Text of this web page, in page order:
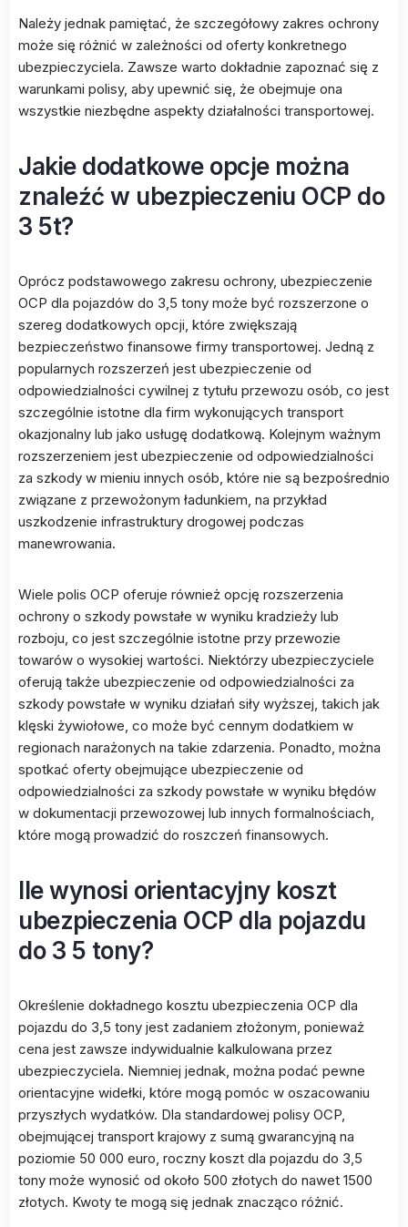
Należy jednak pamiętać, że szczegółowy zakres ochrony
może się różnić w zależności od oferty konkretnego
ubezpieczyciela. Zawsze warto dokładnie zapoznać się z
warunkami polisy, aby upewnić się, że obejmuje ona
wszystkie niezbędne aspekty działalności transportowej.
Jakie dodatkowe opcje można
znaleźć w ubezpieczeniu OCP do
3 5t?
Oprócz podstawowego zakresu ochrony, ubezpieczenie
OCP dla pojazdów do 3,5 tony może być rozszerzone o
szereg dodatkowych opcji, które zwiększają
bezpieczeństwo finansowe firmy transportowej. Jedną z
popularnych rozszerzeń jest ubezpieczenie od
odpowiedzialności cywilnej z tytułu przewozu osób, co jest
szczególnie istotne dla firm wykonujących transport
okazjonalny lub jako usługę dodatkową. Kolejnym ważnym
rozszerzeniem jest ubezpieczenie od odpowiedzialności
za szkody w mieniu innych osób, które nie są bezpośrednio
związane z przewożonym ładunkiem, na przykład
uszkodzenie infrastruktury drogowej podczas
manewrowania.
Wiele polis OCP oferuje również opcję rozszerzenia
ochrony o szkody powstałe w wyniku kradzieży lub
rozboju, co jest szczególnie istotne przy przewozie
towarów o wysokiej wartości. Niektórzy ubezpieczyciele
oferują także ubezpieczenie od odpowiedzialności za
szkody powstałe w wyniku działań siły wyższej, takich jak
klęski żywiołowe, co może być cennym dodatkiem w
regionach narażonych na takie zdarzenia. Ponadto, można
spotkać oferty obejmujące ubezpieczenie od
odpowiedzialności za szkody powstałe w wyniku błędów
w dokumentacji przewozowej lub innych formalnościach,
które mogą prowadzić do roszczeń finansowych.
Ile wynosi orientacyjny koszt
ubezpieczenia OCP dla pojazdu
do 3 5 tony?
Określenie dokładnego kosztu ubezpieczenia OCP dla
pojazdu do 3,5 tony jest zadaniem złożonym, ponieważ
cena jest zawsze indywidualnie kalkulowana przez
ubezpieczyciela. Niemniej jednak, można podać pewne
orientacyjne widełki, które mogą pomóc w oszacowaniu
przyszłych wydatków. Dla standardowej polisy OCP,
obejmującej transport krajowy z sumą gwarancyjną na
poziomie 50 000 euro, roczny koszt dla pojazdu do 3,5
tony może wynosić od około 500 złotych do nawet 1500
złotych. Kwoty te mogą się jednak znacząco różnić.